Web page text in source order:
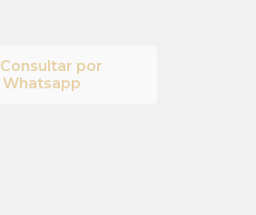
Consultar por
Whatsapp